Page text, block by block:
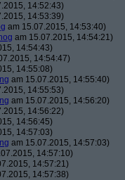
14:52:43)
14:53:39)
am 15.07.2015, 14:53:40)
am 15.07.2015, 14:54:21)
14:54:43)
14:54:47)
14:55:08)
am 15.07.2015, 14:55:40)
14:55:53)
am 15.07.2015, 14:56:20)
14:56:22)
14:56:45)
14:57:03)
am 15.07.2015, 14:57:03)
14:57:10)
14:57:21)
14:57:38)